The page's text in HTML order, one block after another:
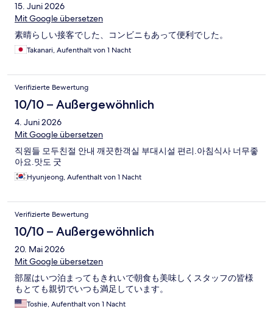
15. Juni 2026
Mit Google übersetzen
素晴らしい接客でした、コンビニもあって便利でした。
Takanari, Aufenthalt von 1 Nacht
Verifizierte Bewertung
10/10 – Außergewöhnlich
4. Juni 2026
Mit Google übersetzen
직원들 모두친절 안내 깨끗한객실 부대시설 편리.아침식사 너무좋
아요.맛도 굿
Hyunjeong, Aufenthalt von 1 Nacht
Verifizierte Bewertung
10/10 – Außergewöhnlich
20. Mai 2026
Mit Google übersetzen
部屋はいつ泊まってもきれいで朝食も美味しくスタッフの皆様
もとても親切でいつも満足しています。
Toshie, Aufenthalt von 1 Nacht